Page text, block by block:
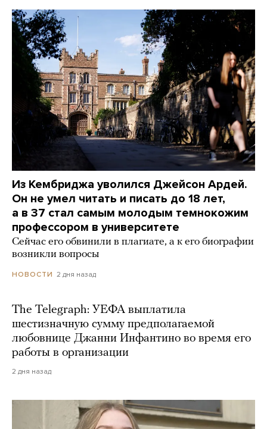
Из Кембриджа уволился Джейсон Ардей.
Он не умел читать и писать до 18 лет,
а в 37 стал самым молодым темнокожим
профессором в университете
Сейчас его обвинили в плагиате, а к его биографии
возникли вопросы
НОВОСТИ 2 дня назад
The Telegraph: УЕФА выплатила
шестизначную сумму предполагаемой
любовнице Джанни Инфантино во время его
работы в организации
2 дня назад